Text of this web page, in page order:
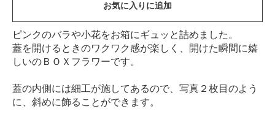
お気に入りに追加
ピンクのバラや小花をお箱にギュッと詰めました。
蓋を開けるときのワクワク感が楽しく、開けた瞬間に嬉
しいのＢＯＸフラワーです。
蓋の内側には細工が施してあるので、写真２枚目のよう
に、斜めに飾ることができます。